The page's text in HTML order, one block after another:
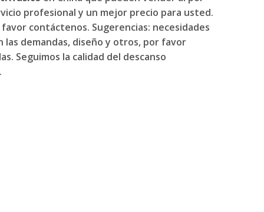
profesional y un mejor precio para usted.
favor contáctenos. Sugerencias: necesidades
las demandas, diseño y otros, por favor
Seguimos la calidad del descanso